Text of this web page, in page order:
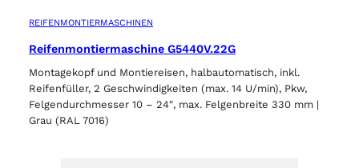
REIFENMONTIERMASCHINEN
Reifenmontiermaschine G5440V.22G
Montagekopf und Montiereisen, halbautomatisch, inkl.
Reifenfüller, 2 Geschwindigkeiten (max. 14 U/min), Pkw,
Felgendurchmesser 10 – 24″, max. Felgenbreite 330 mm |
Grau (RAL 7016)